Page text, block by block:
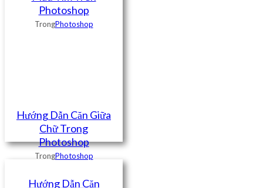
Photoshop
TrongPhotoshop
Hướng Dẫn Căn Giữa
Chữ Trong
Photoshop
TrongPhotoshop
Hướng Dẫn Căn